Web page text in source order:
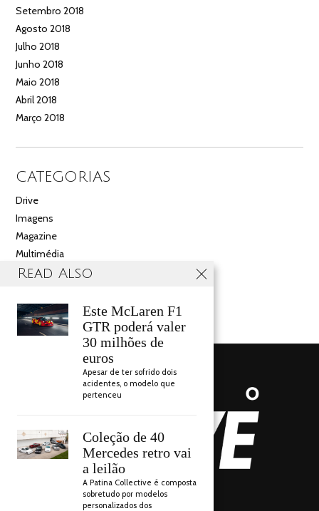
Setembro 2018
Agosto 2018
Julho 2018
Junho 2018
Maio 2018
Abril 2018
Março 2018
CATEGORIAS
Drive
Imagens
Magazine
Multimédia
Noticias
Videos
AUTO DRIVE 2018
Read Also
Este McLaren F1
GTR poderá valer
30 milhões de
euros
Apesar de ter sofrido dois
acidentes, o modelo que
pertenceu
Coleção de 40
Mercedes retro vai
a leilão
A Patina Collective é composta
sobretudo por modelos
personalizados dos